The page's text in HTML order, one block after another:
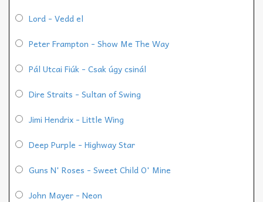
Lord - Vedd el
Peter Frampton - Show Me The Way
Pál Utcai Fiúk - Csak úgy csinál
Dire Straits - Sultan of Swing
Jimi Hendrix - Little Wing
Deep Purple - Highway Star
Guns N' Roses - Sweet Child O' Mine
John Mayer - Neon